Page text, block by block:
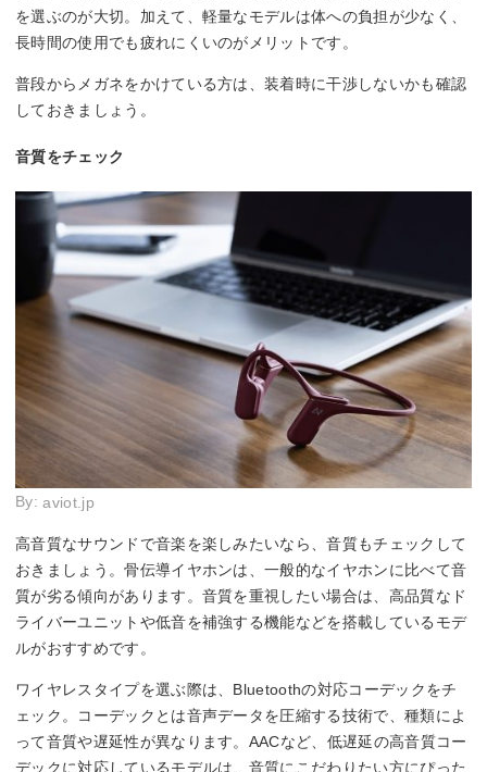
を選ぶのが大切。加えて、軽量なモデルは体への負担が少なく、
長時間の使用でも疲れにくいのがメリットです。
普段からメガネをかけている方は、装着時に干渉しないかも確認
しておきましょう。
音質をチェック
By:aviot.jp
高音質なサウンドで音楽を楽しみたいなら、音質もチェックして
おきましょう。骨伝導イヤホンは、一般的なイヤホンに比べて音
質が劣る傾向があります。音質を重視したい場合は、高品質なド
ライバーユニットや低音を補強する機能などを搭載しているモデ
ルがおすすめです。
ワイヤレスタイプを選ぶ際は、Bluetoothの対応コーデックをチ
ェック。コーデックとは音声データを圧縮する技術で、種類によ
って音質や遅延性が異なります。AACなど、低遅延の高音質コー
デックに対応しているモデルは、音質にこだわりたい方にぴった